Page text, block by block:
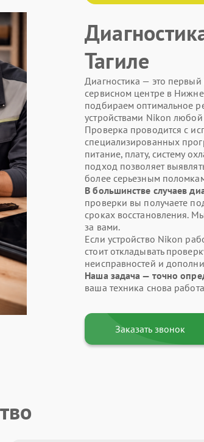
Тагиле
Диагностика — это
сервисном центре в
подбираем оптимальное
устройствами Nikon
Проверка проводится с
специализированных
питание, плату, систему
подход позволяет
более серьезным
В большинстве случаев
проверки вы получаете
сроках восстановления.
за вами.
Если устройство Nikon
стоит откладывать
неисправностей и
Наша задача — точно
ваша техника снова
Заказать звонок